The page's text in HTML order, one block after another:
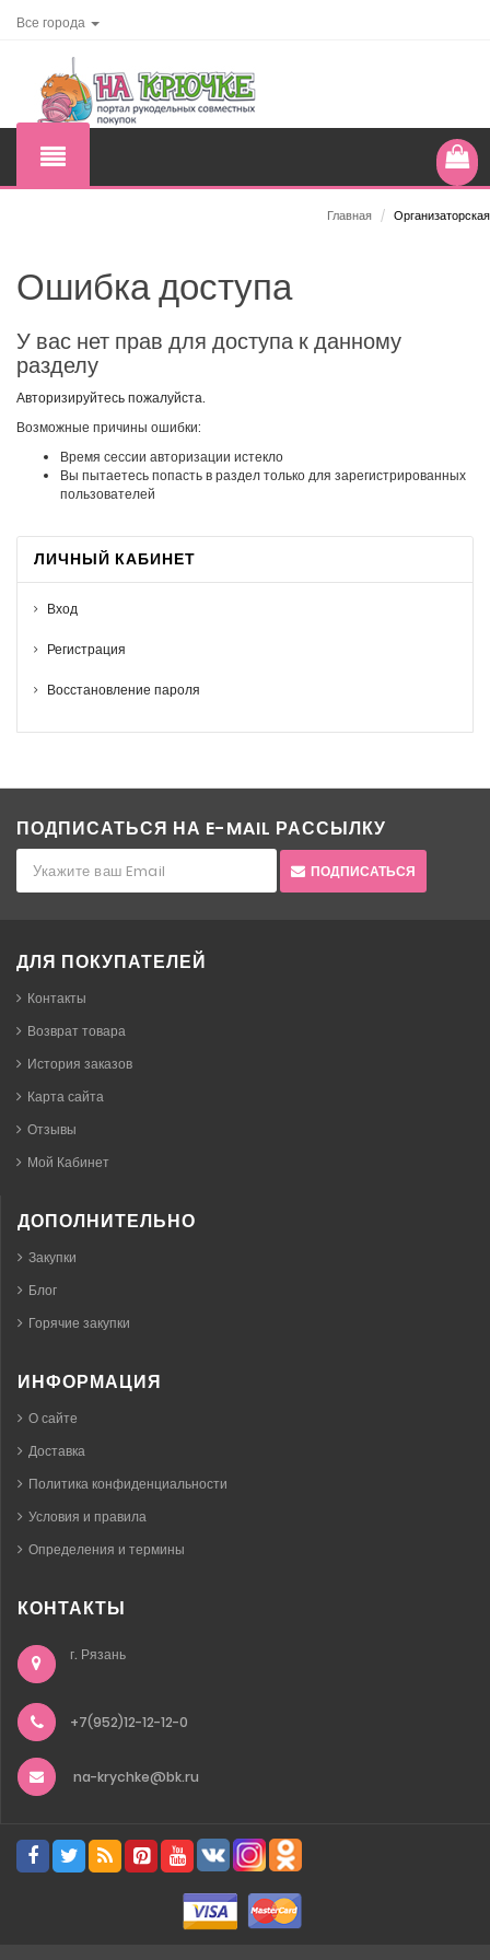
Все города
Главная / Организаторская
Ошибка доступа
У вас нет прав для доступа к данному
разделу
Авторизируйтесь пожалуйста.
Возможные причины ошибки:
Время сессии авторизации истекло
Вы пытаетесь попасть в раздел только для зарегистрированных
пользователей
ЛИЧНЫЙ КАБИНЕТ
Вход
Регистрация
Восстановление пароля
ПОДПИСАТЬСЯ НА E-MAIL РАССЫЛКУ
ПОДПИСАТЬСЯ
ДЛЯ ПОКУПАТЕЛЕЙ
Контакты
Возврат товара
История заказов
Карта сайта
Отзывы
Мой Кабинет
ДОПОЛНИТЕЛЬНО
Закупки
Блог
Горячие закупки
ИНФОРМАЦИЯ
О сайте
Доставка
Политика конфиденциальности
Условия и правила
Определения и термины
КОНТАКТЫ
г. Рязань
+7(952)12-12-12-0
na-krychke@bk.ru